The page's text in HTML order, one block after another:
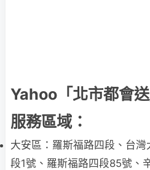
Yahoo「北市都會
服務區域：
大安區：羅斯福路四段、台
段1號、羅斯福路四段85號、